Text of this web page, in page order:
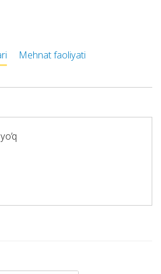
Mehnat faoliyati